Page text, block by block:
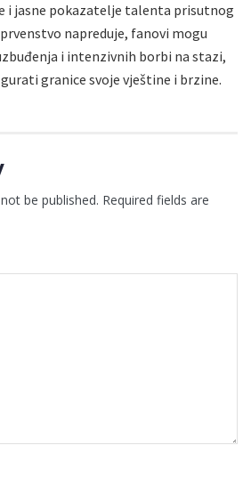
i jasne pokazatelje talenta prisutnog
napreduje, fanovi mogu
i intenzivnih borbi na stazi,
granice svoje vještine i brzine.
be published. Required fields are